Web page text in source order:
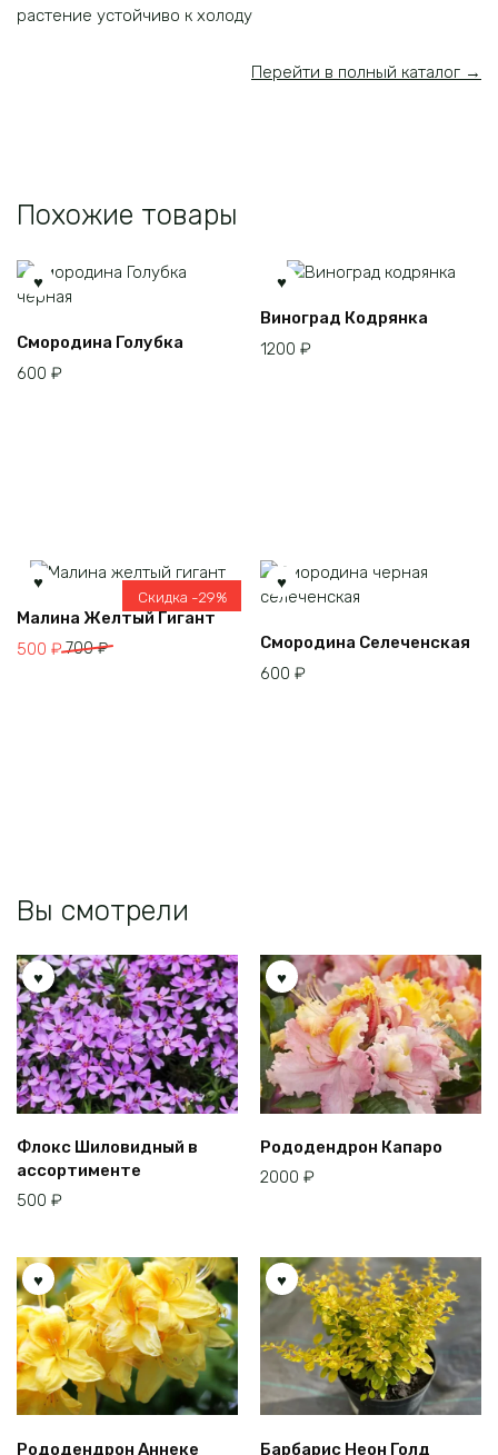
растение устойчиво к холоду
Перейти в полный каталог →
Похожие товары
Смородина Голубка
600 ₽
Виноград Кодрянка
1200 ₽
Скидка -29%
Малина Желтый Гигант
700₽
Первоначальная
500 ₽
Текущая
Смородина Селеченская
600 ₽
Вы смотрели
Флокс Шиловидный в
ассортименте
500 ₽
Рододендрон Капаро
2000 ₽
Рододендрон Аннеке Барбарис Неон Голд